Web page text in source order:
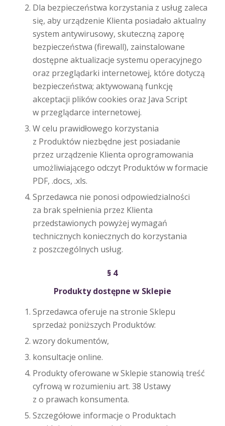
Dla bezpieczeństwa korzystania z usług zaleca
się, aby urządzenie Klienta posiadało aktualny
system antywirusowy, skuteczną zaporę
bezpieczeństwa (firewall), zainstalowane
dostępne aktualizacje systemu operacyjnego
oraz przeglądarki internetowej, które dotyczą
bezpieczeństwa; aktywowaną funkcję
akceptacji plików cookies oraz Java Script
w przeglądarce internetowej.
W celu prawidłowego korzystania
z Produktów niezbędne jest posiadanie
przez urządzenie Klienta oprogramowania
umożliwiającego odczyt Produktów w formacie
PDF, .docs, .xls.
Sprzedawca nie ponosi odpowiedzialności
za brak spełnienia przez Klienta
przedstawionych powyżej wymagań
technicznych koniecznych do korzystania
z poszczególnych usług.
§ 4
Produkty dostępne w Sklepie
Sprzedawca oferuje na stronie Sklepu
sprzedaż poniższych Produktów:
wzory dokumentów,
konsultacje online.
Produkty oferowane w Sklepie stanowią treść
cyfrową w rozumieniu art. 38 Ustawy
z o prawach konsumenta.
Szczegółowe informacje o Produktach